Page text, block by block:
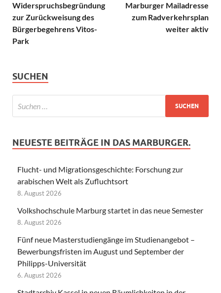
Widerspruchsbegründung
zur Zurückweisung des
Bürgerbegehrens Vitos-
Park
Marburger Mailadresse
zum Radverkehrsplan
weiter aktiv
SUCHEN
NEUESTE BEITRÄGE IN DAS MARBURGER.
Flucht- und Migrationsgeschichte: Forschung zur
arabischen Welt als Zufluchtsort
8. August 2026
Volkshochschule Marburg startet in das neue Semester
8. August 2026
Fünf neue Masterstudiengänge im Studienangebot –
Bewerbungsfristen im August und September der
Philipps-Universität
6. August 2026